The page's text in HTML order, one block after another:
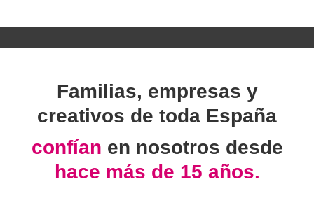
Familias, empresas y
creativos de toda España
confían en nosotros desde
hace más de 15 años.